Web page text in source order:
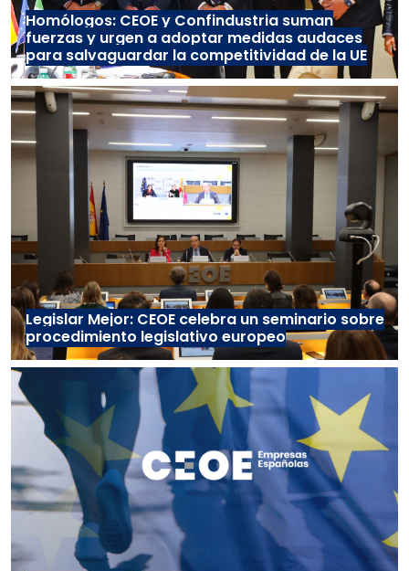
Homólogos: CEOE y Confindustria suman
fuerzas y urgen a adoptar medidas audaces
para salvaguardar la competitividad de la UE
Legislar Mejor: CEOE celebra un seminario sobre
procedimiento legislativo europeo